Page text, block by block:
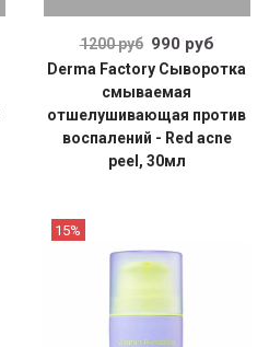
1200 руб 990 руб
Derma Factory Сыворотка
смываемая
отшелушивающая против
воспалений - Red acne
peel, 30мл
15%